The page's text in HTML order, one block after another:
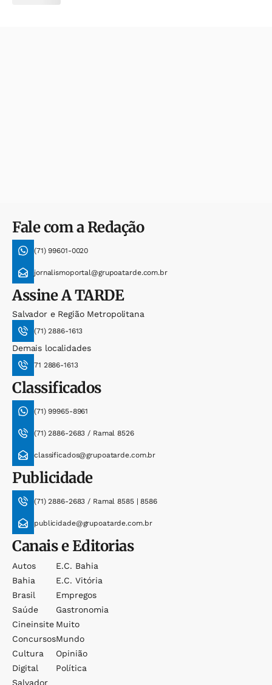
Fale com a Redação
(71) 99601-0020
jornalismoportal@grupoatarde.com.br
AssineA TARDE
Salvador e Região Metropolitana
(71) 2886-1613
Demais localidades
71 2886-1613
Classificados
(71) 99965-8961
(71) 2886-2683 / Ramal 8526
classificados@grupoatarde.com.br
Publicidade
(71) 2886-2683 / Ramal 8585 | 8586
publicidade@grupoatarde.com.br
Canais e Editorias
Autos
Bahia
Brasil
Saúde
Cineinsite
Concursos
Cultura
Digital
Salvador
E.c. Bahia
E.c. Vitória
Empregos
Gastronomia
Muito
Mundo
Opinião
Política